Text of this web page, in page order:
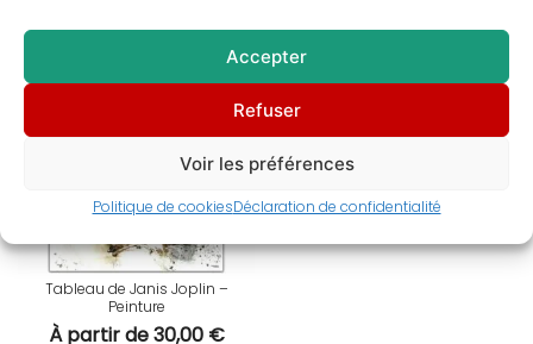
Accepter
Refuser
Voir les préférences
Politique de cookiesDéclaration de confidentialité
Tableau de Janis Joplin –
Peinture
À partir de30,00 €